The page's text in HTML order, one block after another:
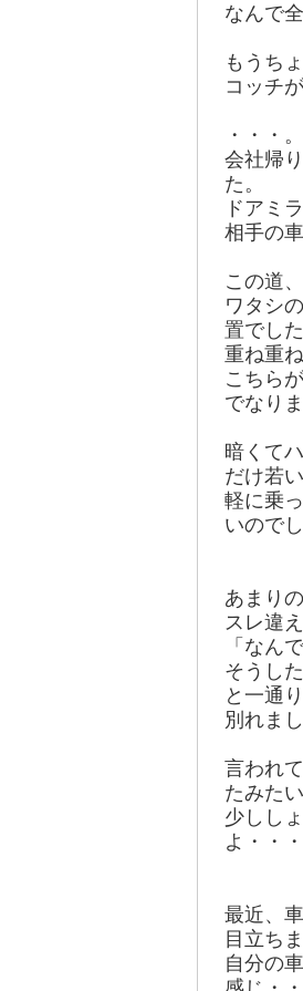
なんで
もうち
コッチ
・・・
会社帰
た。
ドアミ
相手の
この道
ワタシ
置でし
重ね重
こちら
でなり
暗くて
だけ若
軽に乗
いので
あまり
スレ違
「なん
そうし
と一通
別れま
言われ
たみた
少しし
よ・・
最近、
目立ち
自分の